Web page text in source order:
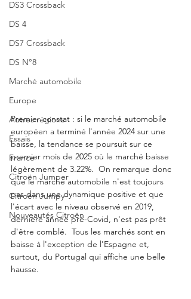
DS3 Crossback
DS 4
DS7 Crossback
DS N°8
Marché automobile
Europe
Autres régions
Essais
France
Citroën Jumper
Citroën Jumpy
Nouveautés Citroën
Premier constat : si le marché automobile
européen a terminé l'année 2024 sur une
baisse, la tendance se poursuit sur ce
premier mois de 2025 où le marché baisse
légèrement de 3.22%.  On remarque donc
que le marché automobile n'est toujours
pas dans une dynamique positive et que
l'écart avec le niveau observé en 2019,
dernière année pré-Covid, n'est pas prêt
d'être comblé.  Tous les marchés sont en
baisse à l'exception de l'Espagne et,
surtout, du Portugal qui affiche une belle
hausse.